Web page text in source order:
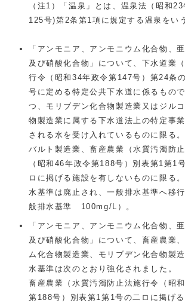
（注1）「温泉」とは、温泉法（昭和
125号)第2条第1項に規定する温泉をい
「アンモニア、アンモニウム化合物、
及び硝酸化合物」について、下水道業
行令（昭和34年政令第147号）第24条
号に定める特定公共下水道に係るもの
つ、モリブデン化合物製造業又はジル
物製造業に属する下水道法上の特定事
される水を受け入れているものに限る
バルト製造業、畜産農業（水質汚濁防
（昭和46年政令第188号）別表第1第1
ロに掲げる施設を有しないものに限る
水基準は廃止され、一般排水基準へ移
般排水基準 100mg/L）。
「アンモニア、アンモニウム化合物、
及び硝酸化合物」について、畜産農業
ム化合物製造業、モリブデン化合物製
水基準は次のとおり強化されました。
畜産農業（水質汚濁防止法施行令（昭
第188号）別表第1第1号の二ロに掲げ